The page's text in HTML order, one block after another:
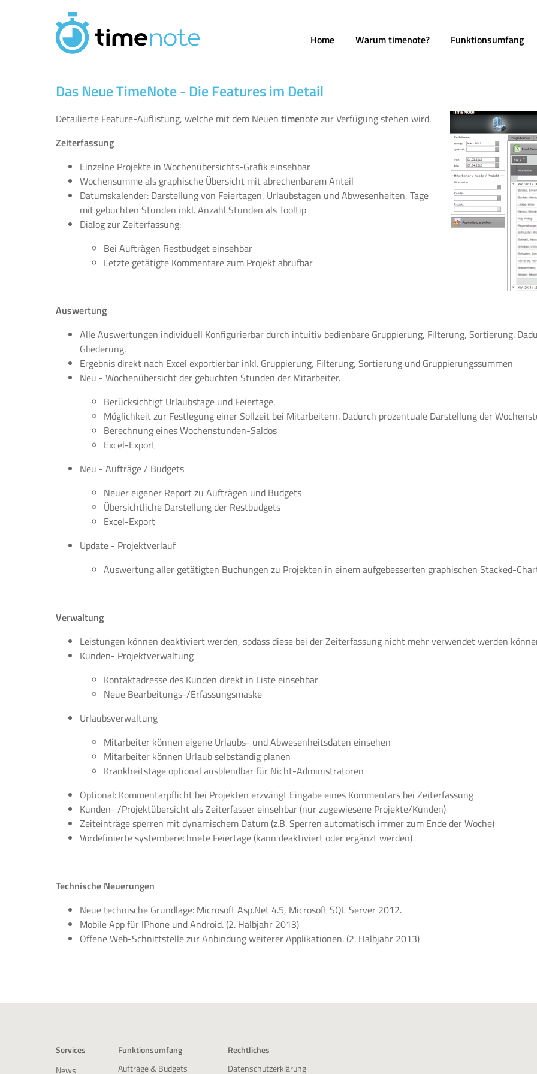
Home Warum timenote? Funktionsumfang
Das Neue TimeNote - Die Features im Detail
Detailierte Feature-Auflistung, welche mit dem Neuen timenote zur Verfügung stehen wird.
Zeiterfassung
Einzelne Projekte in Wochenübersichts-Grafik einsehbar
Wochensumme als graphische Übersicht mit abrechenbarem Anteil
Datumskalender: Darstellung von Feiertagen, Urlaubstagen und Abwesenheiten, Tage
mit gebuchten Stunden inkl. Anzahl Stunden als Tooltip
Dialog zur Zeiterfassung:
Bei Aufträgen Restbudget einsehbar
Letzte getätigte Kommentare zum Projekt abrufbar
Auswertung
Alle Auswertungen individuell Konfigurierbar durch intuitiv bedienbare Gruppierung, Filterung, Sortierung.
Gliederung.
Ergebnis direkt nach Excel exportierbar inkl. Gruppierung, Filterung, Sortierung und Gruppierungssummen
Neu - Wochenübersicht der gebuchten Stunden der Mitarbeiter.
Berücksichtigt Urlaubstage und Feiertage.
Möglichkeit zur Festlegung einer Sollzeit bei Mitarbeitern. Dadurch prozentuale Darstellung der
Berechnung eines Wochenstunden-Saldos
Excel-Export
Neu - Aufträge / Budgets
Neuer eigener Report zu Aufträgen und Budgets
Übersichtliche Darstellung der Restbudgets
Excel-Export
Update - Projektverlauf
Auswertung aller getätigten Buchungen zu Projekten in einem aufgebesserten graphischen Stacked-
Verwaltung
Leistungen können deaktiviert werden, sodass diese bei der Zeiterfassung nicht mehr verwendet werden
Kunden- Projektverwaltung
Kontaktadresse des Kunden direkt in Liste einsehbar
Neue Bearbeitungs-/Erfassungsmaske
Urlaubsverwaltung
Mitarbeiter können eigene Urlaubs- und Abwesenheitsdaten einsehen
Mitarbeiter können Urlaub selbständig planen
Krankheitstage optional ausblendbar für Nicht-Administratoren
Optional: Kommentarpflicht bei Projekten erzwingt Eingabe eines Kommentars bei Zeiterfassung
Kunden- /Projektübersicht als Zeiterfasser einsehbar (nur zugewiesene Projekte/Kunden)
Zeiteinträge sperren mit dynamischem Datum (z.B. Sperren automatisch immer zum Ende der Woche)
Vordefinierte systemberechnete Feiertage (kann deaktiviert oder ergänzt werden)
Technische Neuerungen
Neue technische Grundlage: Microsoft Asp.Net 4.5, Microsoft SQL Server 2012.
Mobile App für IPhone und Android. (2. Halbjahr 2013)
Offene Web-Schnittstelle zur Anbindung weiterer Applikationen. (2. Halbjahr 2013)
Services
News
Funktionsumfang
Aufträge & Budgets
Rechtliches
Datenschutzerklärung